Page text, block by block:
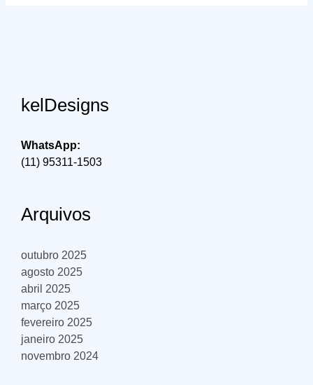
kelDesigns
WhatsApp:
(11) 95311-1503
Arquivos
outubro 2025
agosto 2025
abril 2025
março 2025
fevereiro 2025
janeiro 2025
novembro 2024